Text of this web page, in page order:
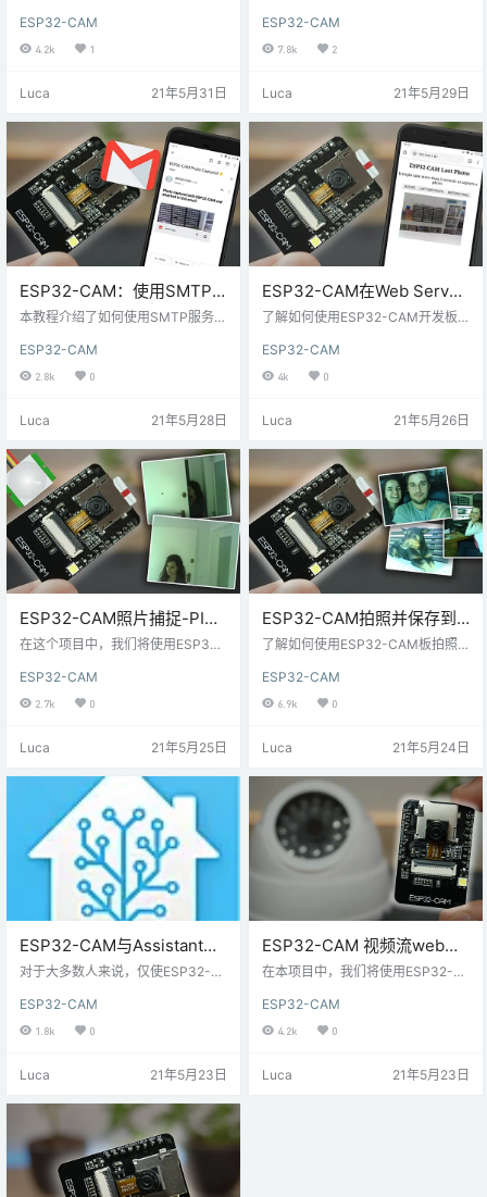
发出 HTTP POST 请求，以将照片
发送到服务器。我们将展示如何将 J
云服务器（您可以从任何地方访
以在其中查看或删除照片。要将图
像保存在服务器中并创建图库，我
们将使用 PHP 脚本。 要构建此项
目，…
ESP32-CAM
4.2k 1
Luca 21年5月31日
TTP POST 请求以将照片发送到服
务器。我们将展示如何将JPG图像
从任何地方访问）。要将图像保存
构建此项目，您需要执行以下步
骤。按照LAMP Server或Hosting S
erver的说明进行…
ESP32-CAM
7.8k 2
Luca 21年5月29日
ESP32-CAM：使用SMTP
服务器通过电子邮件发送拍
本教程介绍了如何使用SMTP服务器
到您的电子邮件帐户。我们将向您
展示一个简单的示例，该示例在ESP
片临时保存在ESP32 SPIFFS中。
AM需要连接到可以访问互联网的路
由器，并且需要连接到您的本地网
络。 该项目与任何带OV2640相机
的ESP32相机板兼容。您只…
ESP32-CAM
2.8k 0
Luca 21年5月28日
ESP32-CAM在Web Server
中拍照和显示
了解如何使用ESP32-CAM开发板
览器可视化最新捕获的照片，并且
可以发送命令进行拍照并保存在SPI
博客中的其它ESP32-CAM项目。
感器（在检测到运动时进行拍
照），一个物理按钮来拍照或在另
一个URL路径中包括视频流功能，
来进一步推进该项目。 其它ESP32-
CAM…
ESP32-CAM
4k 0
Luca 21年5月26日
ESP32-CAM照片捕捉-PIR
运动检测传感器（保存到
在这个项目中，我们将使用ESP32-
传感器检测器。当您的PIR传感器检
测到运动时，它将醒来并拍照，然
许多请求之后，我们在电路中添加
运动时，将拍摄一张照片并将其保
存在microSD卡上。 其它ESP32-C
AM项目和教程： 所需零件 对于此
项目，您将需要以下部分： 带…
ESP32-CAM
2.7k 0
Luca 21年5月25日
ESP32-CAM拍照并保存到
MicroSD卡
了解如何使用ESP32-CAM板拍照
oSD卡中。按下ESP32-CAM RESE
T按钮时，它会醒来并拍照，并将其
AM开发板，但其它模块也应通过在
作。 ESP32-CAM板是其结合了ES
P32-S芯片，OV2640相机，micro
SD卡插槽和几…
ESP32-CAM
6.9k 0
Luca 21年5月24日
ESP32-CAM与Assistant家
庭助理集成
对于大多数人来说，仅使ESP32-C
可以将此项目与Home Assistant
（或与其它家庭自动化平台）集
悉树莓派Raspberry Pi 会在树莓派R
将ESP32-CAM添加到家庭助理 打
开您的家庭助理仪表板，然后转到
更多设置菜…
ESP32-CAM
1.8k 0
Luca 21年5月23日
ESP32-CAM 视频流web服
务器
在本项目中，我们将使用ESP32-C
机将托管一个视频流Web服务器，
您可以使用网络中的任何设备对其
（如Home Assistant或Node-RE
ESP32-CAM
4.2k 0
Luca 21年5月23日